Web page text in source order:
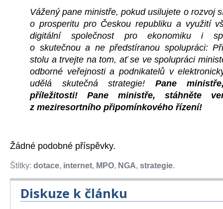
Vážený pane ministře, pokud usilujete o rozvoj
o prosperitu pro Českou republiku a využití
digitální společnost pro ekonomiku i
o skutečnou a ne předstíranou spolupráci:
stolu a trvejte na tom, ať se ve spolupráci
odborné veřejnosti a podnikatelů v
udělá skutečná strategie! Pane
příležitosti! Pane ministře, stáhněte
z meziresortního připomínkového řízení!
Žádné podobné příspěvky.
Štítky: dotace, internet, MPO, NGA, strategie.
Diskuze k článku